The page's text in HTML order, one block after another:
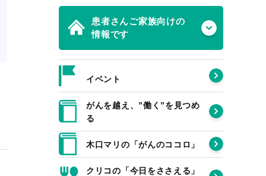
患者さんご家族向けの
情報です
イベント
がんを越え、”働く”を見つめ
る
木口マリの「がんのココロ」
クリコの「今日をささえる」